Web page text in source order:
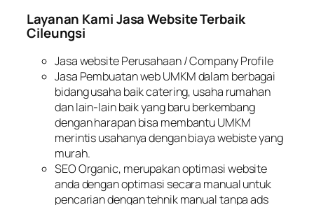
Layanan Kami Jasa Website Terbaik
Cileungsi
Jasa website Perusahaan /Company Profile
Jasa Pembuatan web UMKM dalam berbagai
bidang usaha baik catering, usaha rumahan
dan lain-lain baik yang baru berkembang
dengan harapan bisa membantu UMKM
merintis usahanya dengan biaya webiste yang
murah.
SEO Organic, merupakan optimasi website
anda dengan optimasi secara manual untuk
pencarian dengan tehnik manual tanpaads